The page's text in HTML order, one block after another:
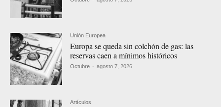
Unión Europea
Europa se queda sin colchón de gas: las
reservas caen a mínimos históricos
Octubre - agosto 7, 2026
Artículos